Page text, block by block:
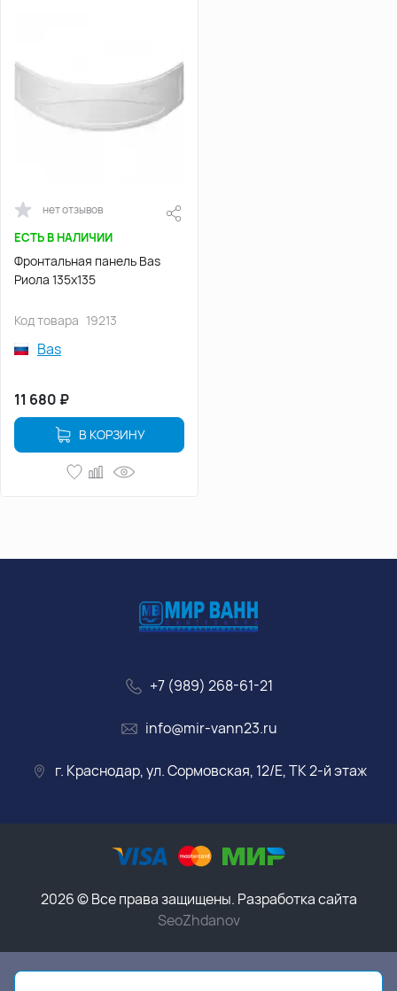
нет отзывов
ЕСТЬ В НАЛИЧИИ
Фронтальная панель Bas
Риола 135x135
Код товара 19213
Bas
11 680 ₽
В КОРЗИНУ
+7 (989) 268-61-21
info@mir-vann23.ru
г. Краснодар, ул. Сормовская, 12/Е, ТК 2-й этаж
2026 © Все права защищены. Разработка сайта
SeoZhdanov
Данный интернет-магазин носит исключительно